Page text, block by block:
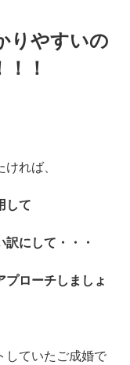
りやすいの
！
れば、
して
にして・・・
プローチしましょ
していたご成婚で